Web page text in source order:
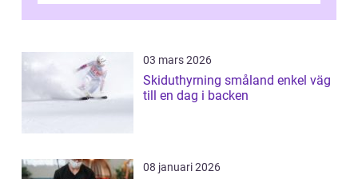
03 mars 2026
Skiduthyrning småland enkel väg
till en dag i backen
08 januari 2026